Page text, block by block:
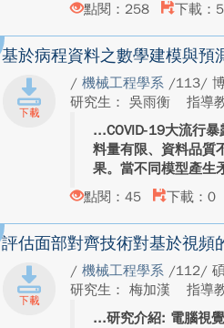
點閱：258
下載：5
基於病程資料之數學建模與預
/ 機械工程學系 /113/
研究生： 吳雨衡
指導
COVID-19大流行
料量有限、資料品質
果。當不同模型產生
點閱：45
下載：0
評估面部對齊技術對基於視頻
/ 機械工程學系 /112/
研究生： 梅加漢
指導
研究介紹: 電腦視